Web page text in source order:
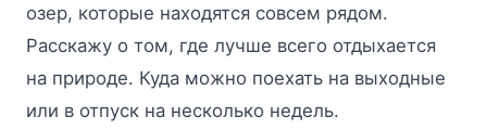
озер, которые находятся совсем рядом.
Расскажу о том, где лучше всего отдыхается
на природе. Куда можно поехать на выходные
или в отпуск на несколько недель.